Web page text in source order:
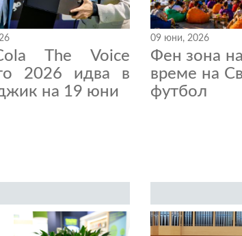
The Voice
2026 идва в
на 19 юни
09 юни, 2026
Фен зона
време на
футбол